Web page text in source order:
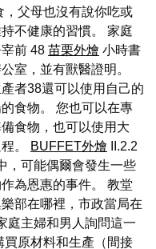
父母也沒有說你吃或
不健康的習慣。 家庭
前 48 苗栗外燴 小時書
室，並有獸醫證明。
者38還可以使用自己的
食物。 您也可以在專
食物，也可以使用大
。
BUFFET外燴 II.2.2
，可能偶爾會發生一些
為恩惠的事件。 教堂
部在哪裡，市政當局在
庭主婦和男人詢問這一
原材料和生產（間接